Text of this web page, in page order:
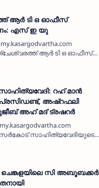
ആര്‍ ടി ഒ ഓഫീസ്
എസ് ഇ യു
ആര്‍ ടി ഒ ഓഫീസ്
താലൂക്ക് സമ്മേളനം
റഹ് മാന്‍
പ്രസിഡണ്ട്, അഷ്റഫലി
അഹ് മദ് ട്രഷറര്‍
സാഹിത്യവേദിയുടെ
ചേര്‍ന്ന ജനറല്‍ ബോഡി
സി അബൂബക്കര്‍